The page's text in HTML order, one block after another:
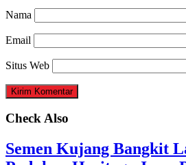
Nama
Email
Situs Web
Check Also
Semen Kujang Bangkit